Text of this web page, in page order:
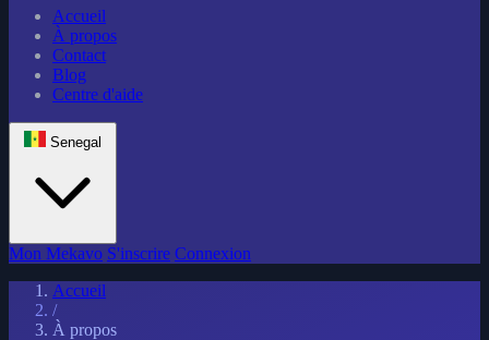
Accueil
À propos
Contact
Blog
Centre d'aide
Senegal
Mon Mekavo S'inscrire Connexion
Accueil
/
À propos